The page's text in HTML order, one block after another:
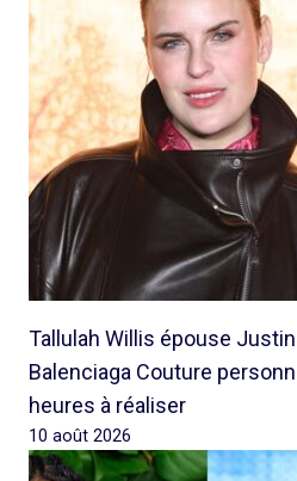
Tallulah Willis épouse
Balenciaga Couture
heures à réaliser
10 août 2026